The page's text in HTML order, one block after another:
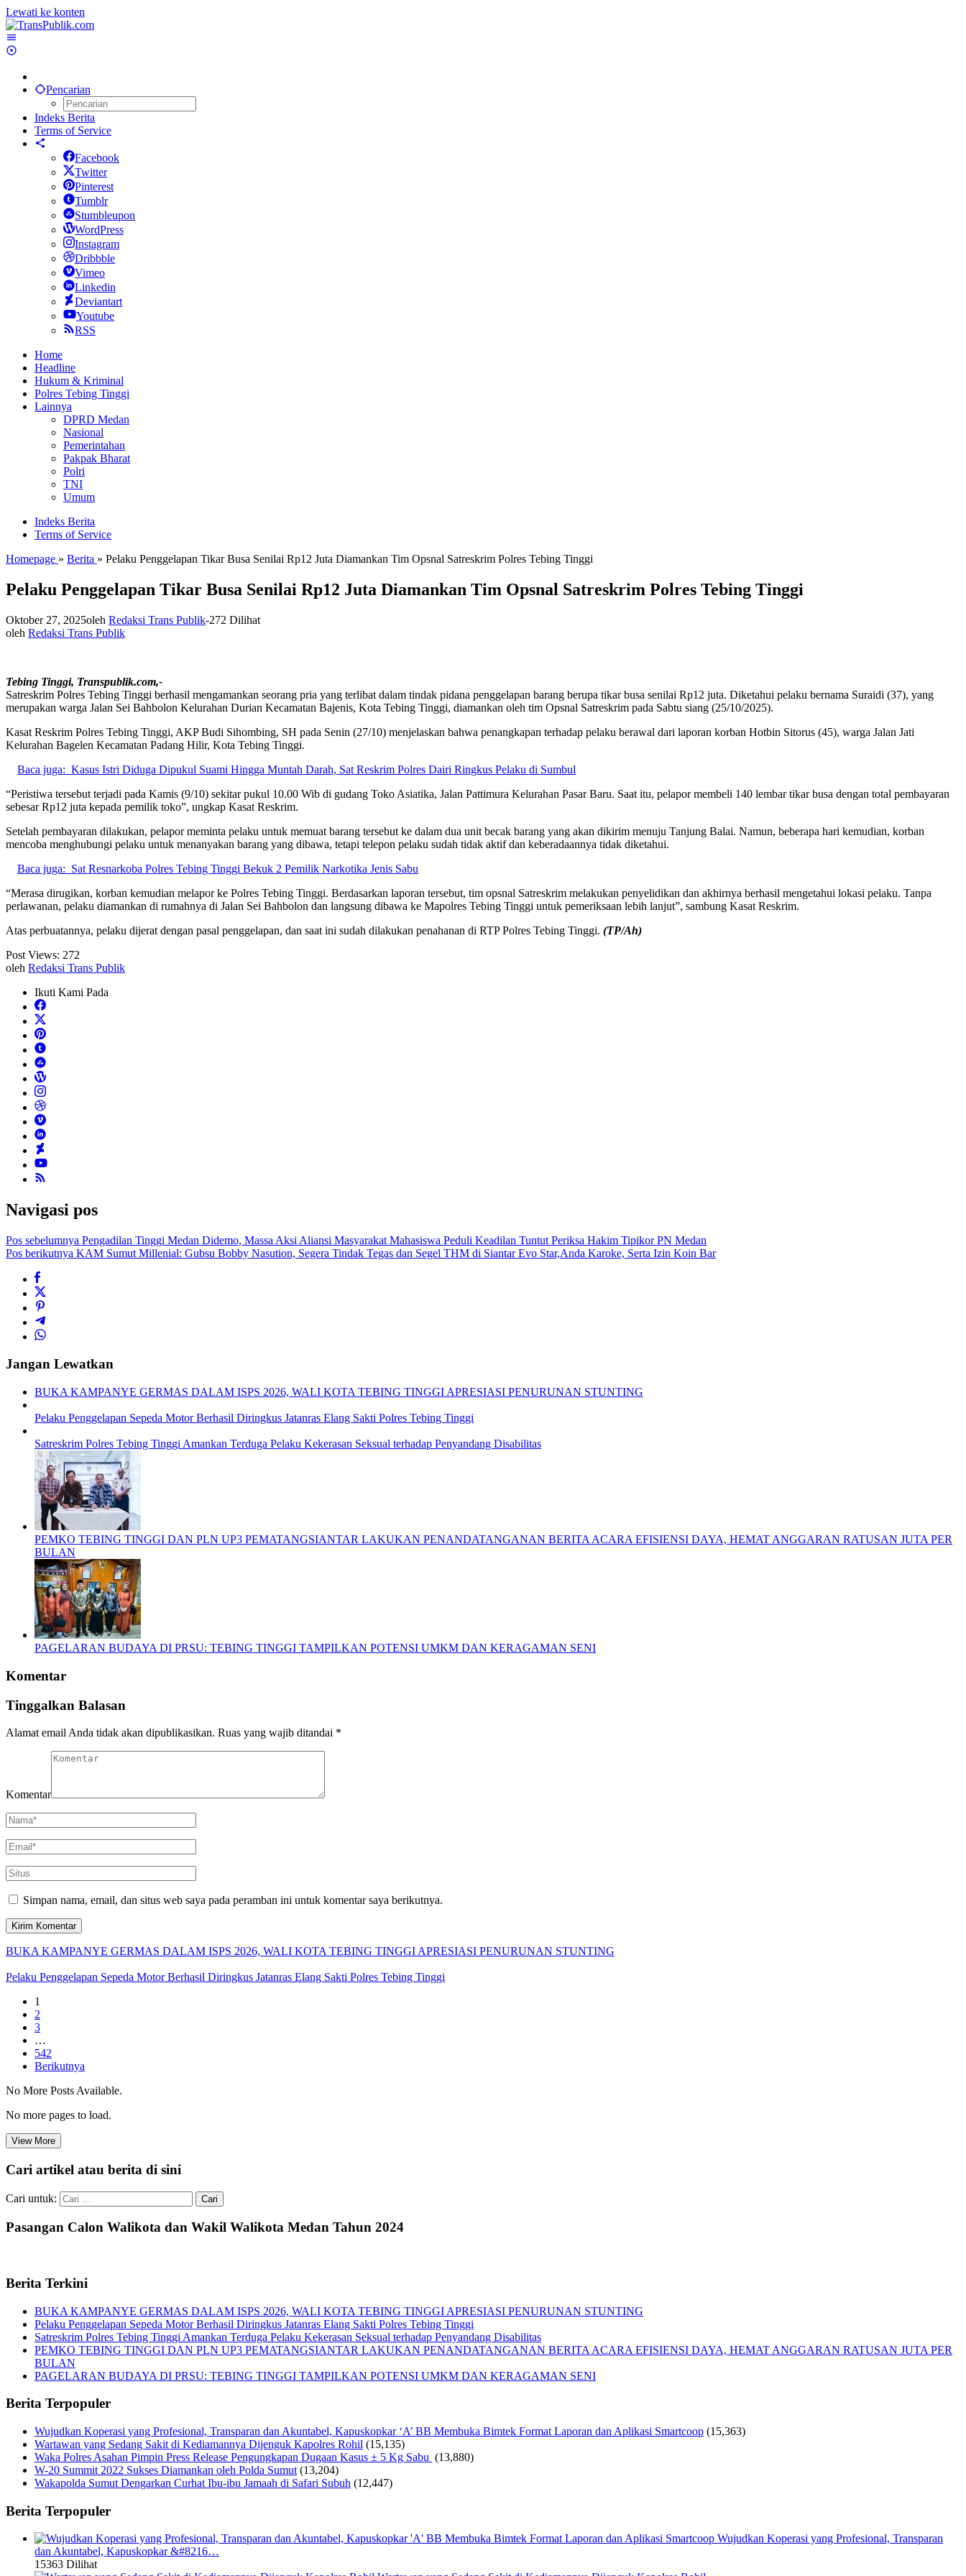
Lewati ke konten
Pencarian
Indeks Berita
Terms of Service
Facebook
Twitter
Pinterest
Tumblr
Stumbleupon
WordPress
Instagram
Dribbble
Vimeo
Linkedin
Deviantart
Youtube
RSS
Home
Headline
Hukum & Kriminal
Polres Tebing Tinggi
Lainnya
DPRD Medan
Nasional
Pemerintahan
Pakpak Bharat
Polri
TNI
Umum
Indeks Berita
Terms of Service
Homepage » Berita » Pelaku Penggelapan Tikar Busa Senilai Rp12 Juta Diamankan Tim Opsnal Satreskrim Polres Tebing Tinggi
Pelaku Penggelapan Tikar Busa Senilai Rp12 Juta Diamankan Tim Opsnal Satreskrim Polres Tebing Tinggi
Oktober 27, 2025oleh Redaksi Trans Publik-272 Dilihat
oleh Redaksi Trans Publik
Tebing Tinggi, Transpublik.com,-
Satreskrim Polres Tebing Tinggi berhasil mengamankan seorang pria yang terlibat dalam tindak pidana penggelapan barang berupa tikar busa senilai Rp12 juta. Diketahui pelaku bernama Suraidi (37), yang
merupakan warga Jalan Sei Bahbolon Kelurahan Durian Kecamatan Bajenis, Kota Tebing Tinggi, diamankan oleh tim Opsnal Satreskrim pada Sabtu siang (25/10/2025).
Kasat Reskrim Polres Tebing Tinggi, AKP Budi Sihombing, SH pada Senin (27/10) menjelaskan bahwa penangkapan terhadap pelaku berawal dari laporan korban Hotbin Sitorus (45), warga Jalan Jati
Kelurahan Bagelen Kecamatan Padang Hilir, Kota Tebing Tinggi.
Baca juga: Kasus Istri Diduga Dipukul Suami Hingga Muntah Darah, Sat Reskrim Polres Dairi Ringkus Pelaku di Sumbul
“Peristiwa tersebut terjadi pada Kamis (9/10) sekitar pukul 10.00 Wib di gudang Toko Asiatika, Jalan Pattimura Kelurahan Pasar Baru. Saat itu, pelapor membeli 140 lembar tikar busa dengan total pembayaran
sebesar Rp12 juta kepada pemilik toko”, ungkap Kasat Reskrim.
Setelah pembayaran dilakukan, pelapor meminta pelaku untuk memuat barang tersebut ke dalam dua unit becak barang yang akan dikirim menuju Tanjung Balai. Namun, beberapa hari kemudian, korban
mencoba menghubungi pelaku untuk menanyakan barang yang dibawa, tetapi telepon pelaku sudah tidak aktif dan keberadaannya tidak diketahui.
Baca juga: Sat Resnarkoba Polres Tebing Tinggi Bekuk 2 Pemilik Narkotika Jenis Sabu
“Merasa dirugikan, korban kemudian melapor ke Polres Tebing Tinggi. Berdasarkan laporan tersebut, tim opsnal Satreskrim melakukan penyelidikan dan akhirnya berhasil mengetahui lokasi pelaku. Tanpa
perlawanan, pelaku diamankan di rumahnya di Jalan Sei Bahbolon dan langsung dibawa ke Mapolres Tebing Tinggi untuk pemeriksaan lebih lanjut”, sambung Kasat Reskrim.
Atas perbuatannya, pelaku dijerat dengan pasal penggelapan, dan saat ini sudah dilakukan penahanan di RTP Polres Tebing Tinggi. (TP/Ah)
Post Views: 272
oleh Redaksi Trans Publik
Ikuti Kami Pada
Navigasi pos
Pos sebelumnya Pengadilan Tinggi Medan Didemo, Massa Aksi Aliansi Masyarakat Mahasiswa Peduli Keadilan Tuntut Periksa Hakim Tipikor PN Medan
Pos berikutnya KAM Sumut Millenial: Gubsu Bobby Nasution, Segera Tindak Tegas dan Segel THM di Siantar Evo Star,Anda Karoke, Serta Izin Koin Bar
Jangan Lewatkan
BUKA KAMPANYE GERMAS DALAM ISPS 2026, WALI KOTA TEBING TINGGI APRESIASI PENURUNAN STUNTING
Pelaku Penggelapan Sepeda Motor Berhasil Diringkus Jatanras Elang Sakti Polres Tebing Tinggi
Satreskrim Polres Tebing Tinggi Amankan Terduga Pelaku Kekerasan Seksual terhadap Penyandang Disabilitas
PEMKO TEBING TINGGI DAN PLN UP3 PEMATANGSIANTAR LAKUKAN PENANDATANGANAN BERITA ACARA EFISIENSI DAYA, HEMAT ANGGARAN RATUSAN JUTA PER
BULAN
PAGELARAN BUDAYA DI PRSU: TEBING TINGGI TAMPILKAN POTENSI UMKM DAN KERAGAMAN SENI
Komentar
Tinggalkan Balasan
Alamat email Anda tidak akan dipublikasikan. Ruas yang wajib ditandai *
Komentar
Simpan nama, email, dan situs web saya pada peramban ini untuk komentar saya berikutnya.
BUKA KAMPANYE GERMAS DALAM ISPS 2026, WALI KOTA TEBING TINGGI APRESIASI PENURUNAN STUNTING
Pelaku Penggelapan Sepeda Motor Berhasil Diringkus Jatanras Elang Sakti Polres Tebing Tinggi
1
2
3
…
542
Berikutnya
No More Posts Available.
No more pages to load.
View More
Cari artikel atau berita di sini
Cari untuk:
Pasangan Calon Walikota dan Wakil Walikota Medan Tahun 2024
Berita Terkini
BUKA KAMPANYE GERMAS DALAM ISPS 2026, WALI KOTA TEBING TINGGI APRESIASI PENURUNAN STUNTING
Pelaku Penggelapan Sepeda Motor Berhasil Diringkus Jatanras Elang Sakti Polres Tebing Tinggi
Satreskrim Polres Tebing Tinggi Amankan Terduga Pelaku Kekerasan Seksual terhadap Penyandang Disabilitas
PEMKO TEBING TINGGI DAN PLN UP3 PEMATANGSIANTAR LAKUKAN PENANDATANGANAN BERITA ACARA EFISIENSI DAYA, HEMAT ANGGARAN RATUSAN JUTA PER
BULAN
PAGELARAN BUDAYA DI PRSU: TEBING TINGGI TAMPILKAN POTENSI UMKM DAN KERAGAMAN SENI
Berita Terpopuler
Wujudkan Koperasi yang Profesional, Transparan dan Akuntabel, Kapuskopkar ‘A’ BB Membuka Bimtek Format Laporan dan Aplikasi Smartcoop (15,363)
Wartawan yang Sedang Sakit di Kediamannya Dijenguk Kapolres Rohil (15,135)
Waka Polres Asahan Pimpin Press Release Pengungkapan Dugaan Kasus ± 5 Kg Sabu (13,880)
W-20 Summit 2022 Sukses Diamankan oleh Polda Sumut (13,204)
Wakapolda Sumut Dengarkan Curhat Ibu-ibu Jamaah di Safari Subuh (12,447)
Berita Terpopuler
Wujudkan Koperasi yang Profesional, Transparan
dan Akuntabel, Kapuskopkar &#8216…
15363 Dilihat